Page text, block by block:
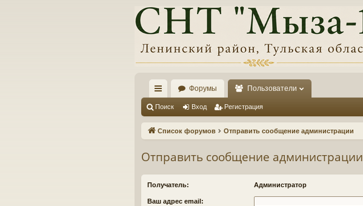
с
ы
и
Форумы Пользователи
Поиск Вход Регистрация
Список форумов Отправить сообщение администрации
Отправить сообщение администрации
Получатель: Администратор
Ваш адрес email: